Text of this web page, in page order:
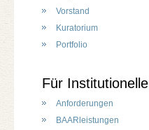
Vorstand
Kuratorium
Portfolio
Für Institutionelle
Anforderungen
BAARleistungen